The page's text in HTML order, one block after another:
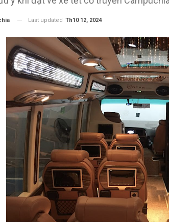
Last updated Th10 12, 2024